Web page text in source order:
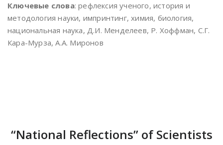
Ключевые слова: рефлексия ученого, история и
методология науки, импринтинг, химия, биология,
национальная наука, Д.И. Менделеев, Р. Хоффман, С.Г.
Кара-Мурза, А.А. Миронов
“National Reflections” of Scientists